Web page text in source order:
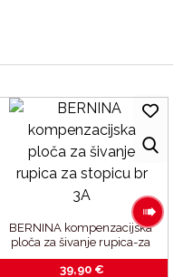
BERNINA kompenzacijska
ploča za šivanje rupica-za
stopicu br.3A
39,90 €